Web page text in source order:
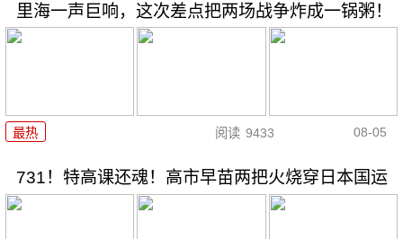
里海一声巨响，这次差点把两场战争炸成一锅粥！
最热 阅读 9433 08-05
731！特高课还魂！高市早苗两把火烧穿日本国运